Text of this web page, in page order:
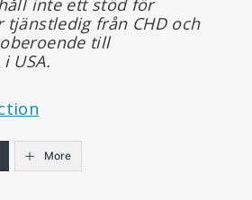
tjänstledig från CHD och
till
USA.
More